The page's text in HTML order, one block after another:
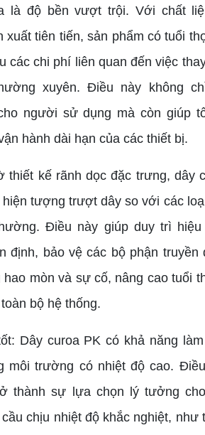
là độ bền vượt trội. Với chất
xuất tiên tiến, sản phẩm có tuổi
các chi phí liên quan đến việc
xuyên. Điều này không
người sử dụng mà còn giúp
hành dài hạn của các thiết bị.
thiết kế rãnh dọc đặc trưng, dây
hiện tượng trượt dây so với các
Điều này giúp duy trì hiệu
định, bảo vệ các bộ phận truyền
hao mòn và sự cố, nâng cao tuổi
bộ hệ thống.
Dây curoa PK có khả năng
môi trường có nhiệt độ cao.
thành sự lựa chọn lý tưởng
chịu nhiệt độ khắc nghiệt, như